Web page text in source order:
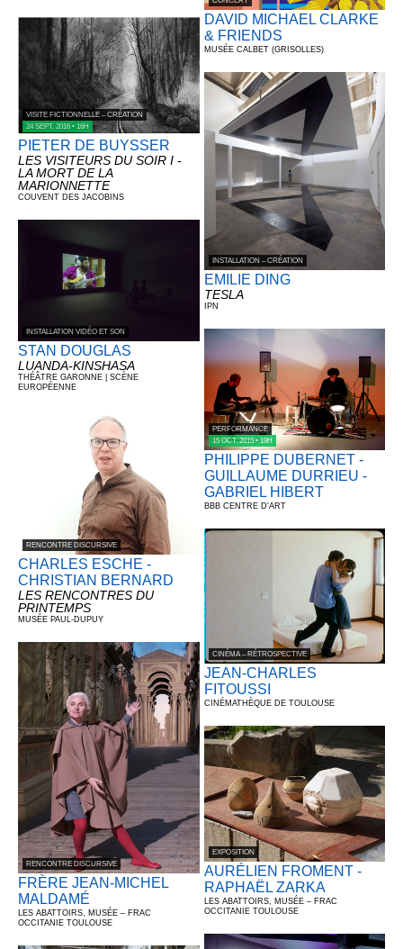
VISITE FICTIONNELLE – CRÉATION
24 SEPT. 2016 • 16H
PIETER DE BUYSSER
LES VISITEURS DU SOIR I -
LA MORT DE LA
MARIONNETTE
COUVENT DES JACOBINS
INSTALLATION VIDÉO ET SON
STAN DOUGLAS
LUANDA-KINSHASA
THÉÂTRE GARONNE | SCÈNE
EUROPÉENNE
RENCONTRE DISCURSIVE
CHARLES ESCHE -
CHRISTIAN BERNARD
LES RENCONTRES DU
PRINTEMPS
MUSÉE PAUL-DUPUY
RENCONTRE DISCURSIVE
FRÈRE JEAN-MICHEL
MALDAMÉ
LES ABATTOIRS, MUSÉE – FRAC
OCCITANIE TOULOUSE
DAVID MICHAEL CLARKE
& FRIENDS
MUSÉE CALBET (GRISOLLES)
INSTALLATION – CRÉATION
EMILIE DING
TESLA
IPN
PERFORMANCE
15 OCT. 2016 • 19H
PHILIPPE DUBERNET -
GUILLAUME DURRIEU -
GABRIEL HIBERT
BBB CENTRE D'ART
CINÉMA – RÉTROSPECTIVE
JEAN-CHARLES
FITOUSSI
CINÉMATHÈQUE DE TOULOUSE
EXPOSITION
AURÉLIEN FROMENT -
RAPHAËL ZARKA
LES ABATTOIRS, MUSÉE – FRAC
OCCITANIE TOULOUSE